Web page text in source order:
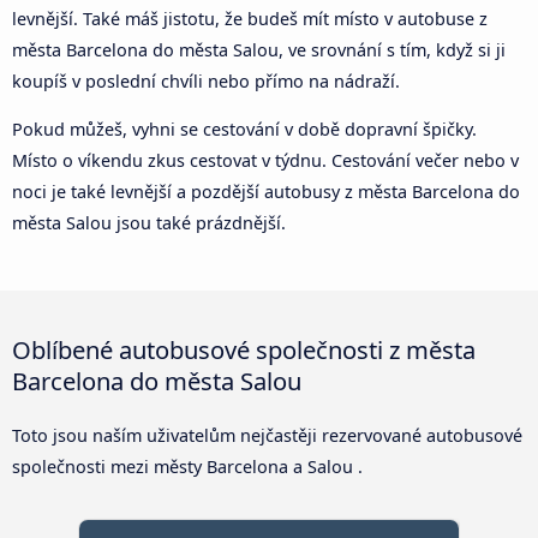
levnější. Také máš jistotu, že budeš mít místo v autobuse z
města Barcelona do města Salou, ve srovnání s tím, když si ji
koupíš v poslední chvíli nebo přímo na nádraží.
Pokud můžeš, vyhni se cestování v době dopravní špičky.
Místo o víkendu zkus cestovat v týdnu. Cestování večer nebo v
noci je také levnější a pozdější autobusy z města Barcelona do
města Salou jsou také prázdnější.
Oblíbené autobusové společnosti z města
Barcelona do města Salou
Toto jsou naším uživatelům nejčastěji rezervované autobusové
společnosti mezi městy Barcelona a Salou .